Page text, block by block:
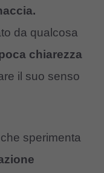
da qualcosa
chiarezza
il suo senso
sperimenta